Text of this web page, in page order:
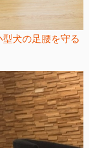
犬の足腰を守る